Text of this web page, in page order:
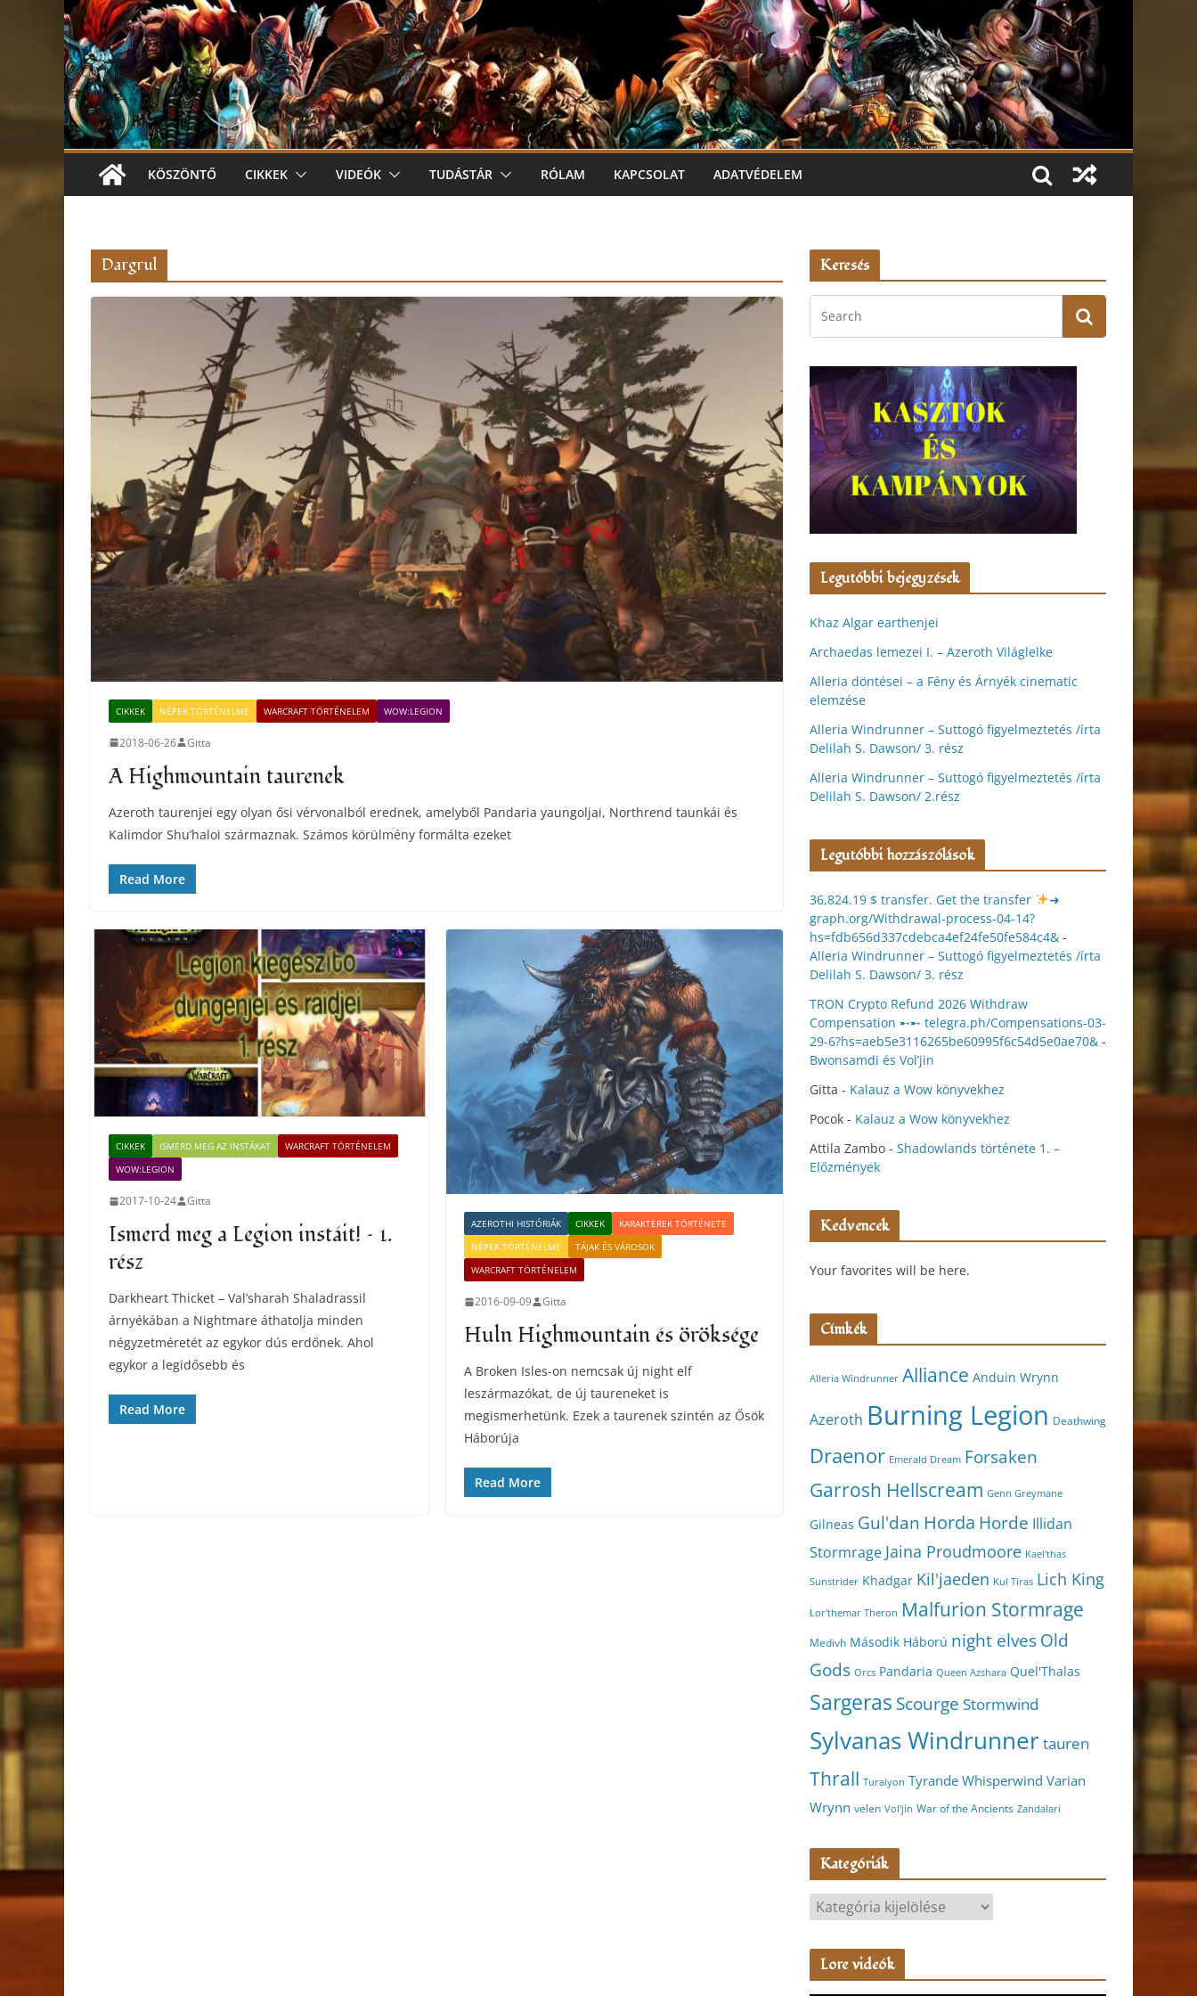
KÖSZÖNTŐ CIKKEK VIDEÓK TUDÁSTÁR RÓLAM KAPCSOLAT ADATVÉDELEM
Dargrul
CIKKEK NÉPEK TÖRTÉNELME WARCRAFT TÖRTÉNELEM WOW:LEGION
2018-06-26 Gitta
A Highmountain taurenek
Azeroth taurenjei egy olyan ősi vérvonalból erednek, amelyből Pandaria yaungoljai, Northrend taunkái és
Kalimdor Shu’haloi származnak. Számos körülmény formálta ezeket
Read More
CIKKEK ISMERD MEG AZ INSTÁKAT
WARCRAFT TÖRTÉNELEM
WOW:LEGION
2017-10-24 Gitta
Ismerd meg a Legion instáit! – 1.
rész
Darkheart Thicket – Val’sharah Shaladrassil
árnyékában a Nightmare áthatolja minden
négyzetméretét az egykor dús erdőnek. Ahol
egykor a legidősebb és
Read More
AZEROTHI HISTÓRIÁK CIKKEK
KARAKTEREK TÖRTÉNETE
NÉPEK TÖRTÉNELME
TÁJAK ÉS VÁROSOK
WARCRAFT TÖRTÉNELEM
2016-09-09 Gitta
Huln Highmountain és öröksége
A Broken Isles-on nemcsak új night elf
leszármazókat, de új taureneket is
megismerhetünk. Ezek a taurenek szintén az Ősök
Háborúja
Read More
Keresés
Legutóbbi bejegyzések
Khaz Algar earthenjei
Archaedas lemezei I. – Azeroth Világlelke
Alleria döntései – a Fény és Árnyék cinematic
elemzése
Alleria Windrunner – Suttogó figyelmeztetés /írta
Delilah S. Dawson/ 3. rész
Alleria Windrunner – Suttogó figyelmeztetés /írta
Delilah S. Dawson/ 2.rész
Legutóbbi hozzászólások
36,824.19 $ transfer. Get the transfer
➜
graph.org/Withdrawal-process-04-14?
hs=fdb656d337cdebca4ef24fe50fe584c4& -
Alleria Windrunner – Suttogó figyelmeztetés /írta
Delilah S. Dawson/ 3. rész
TRON Crypto Refund 2026 Withdraw
Compensation ➸➸ telegra.ph/Compensations-03-
29-6?hs=aeb5e3116265be60995f6c54d5e0ae70& -
Bwonsamdi és Vol’jin
Gitta - Kalauz a Wow könyvekhez
Pocok - Kalauz a Wow könyvekhez
Attila Zambo - Shadowlands története 1. –
Előzmények
Kedvencek
Your favorites will be here.
Címkék
Alleria Windrunner Alliance Anduin Wrynn
Azeroth Burning Legion Deathwing
Draenor Emerald Dream Forsaken
Garrosh Hellscream Genn Greymane
Gilneas Gul'dan Horda Horde Illidan
Stormrage Jaina Proudmoore Kael'thas
Sunstrider Khadgar Kil'jaeden Kul Tiras Lich King
Lor'themar Theron Malfurion Stormrage
Medivh Második Háború night elvesOld
Gods Orcs Pandaria Queen Azshara Quel'Thalas
Sargeras Scourge Stormwind
Sylvanas Windrunnertauren
Thrall Turalyon Tyrande Whisperwind Varian
Wrynn velen Vol'jin War of the Ancients Zandalari
Kategóriák
a
t
g
Lore videók